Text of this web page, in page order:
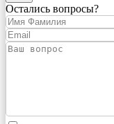
Остались вопросы?